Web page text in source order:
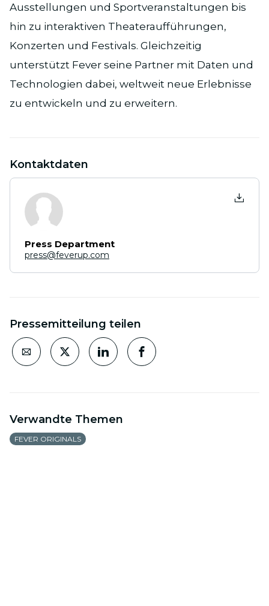
Ausstellungen und Sportveranstaltungen bis
hin zu interaktiven Theateraufführungen,
Konzerten und Festivals. Gleichzeitig
unterstützt Fever seine Partner mit Daten und
Technologien dabei, weltweit neue Erlebnisse
zu entwickeln und zu erweitern.
Kontaktdaten
Press Department
press@feverup.com
Pressemitteilung teilen
Verwandte Themen
FEVER ORIGINALS